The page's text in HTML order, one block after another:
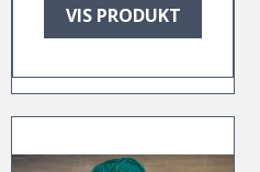
VIS PRODUKT